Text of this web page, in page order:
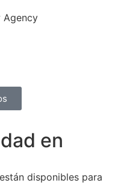
Agency
en
disponibles para